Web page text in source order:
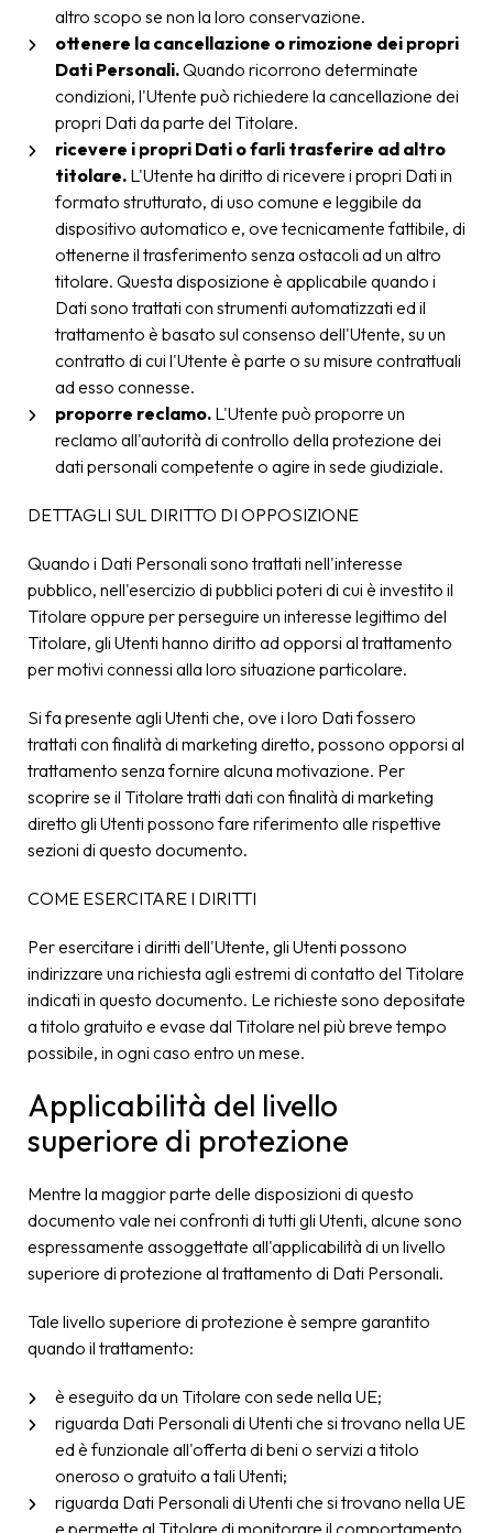
altro scopo se non la loro conservazione.
ottenere la cancellazione o rimozione dei propri
Dati Personali.Quando ricorrono determinate
condizioni, l'Utente può richiedere la cancellazione dei
propri Dati da parte del Titolare.
ricevere i propri Dati o farli trasferire ad altro
titolare. L'Utente ha diritto di ricevere i propri Dati in
formato strutturato, di uso comune e leggibile da
dispositivo automatico e, ove tecnicamente fattibile, di
ottenerne il trasferimento senza ostacoli ad un altro
titolare. Questa disposizione è applicabile quando i
Dati sono trattati con strumenti automatizzati ed il
trattamento è basato sul consenso dell'Utente, su un
contratto di cui l'Utente è parte o su misure contrattuali
ad esso connesse.
proporre reclamo. L'Utente può proporre un
reclamo all'autorità di controllo della protezione dei
dati personali competente o agire in sede giudiziale.
DETTAGLI SUL DIRITTO DI OPPOSIZIONE
Quando i Dati Personali sono trattati nell'interesse
pubblico, nell'esercizio di pubblici poteri di cui è investito il
Titolare oppure per perseguire un interesse legittimo del
Titolare, gli Utenti hanno diritto ad opporsi al trattamento
per motivi connessi alla loro situazione particolare.
Si fa presente agli Utenti che, ove i loro Dati fossero
trattati con finalità di marketing diretto, possono opporsi al
trattamento senza fornire alcuna motivazione. Per
scoprire se il Titolare tratti dati con finalità di marketing
diretto gli Utenti possono fare riferimento alle rispettive
sezioni di questo documento.
COME ESERCITARE I DIRITTI
Per esercitare i diritti dell'Utente, gli Utenti possono
indirizzare una richiesta agli estremi di contatto del Titolare
indicati in questo documento. Le richieste sono depositate
a titolo gratuito e evase dal Titolare nel più breve tempo
possibile, in ogni caso entro un mese.
Applicabilità del livello
superiore di protezione
Mentre la maggior parte delle disposizioni di questo
documento vale nei confronti di tutti gli Utenti, alcune sono
espressamente assoggettate all'applicabilità di un livello
superiore di protezione al trattamento di Dati Personali.
Tale livello superiore di protezione è sempre garantito
quando il trattamento:
è eseguito da un Titolare con sede nella UE;
riguarda Dati Personali di Utenti che si trovano nella UE
ed è funzionale all'offerta di beni o servizi a titolo
oneroso o gratuito a tali Utenti;
riguarda Dati Personali di Utenti che si trovano nella UE
e permette al Titolare di monitorare il comportamento